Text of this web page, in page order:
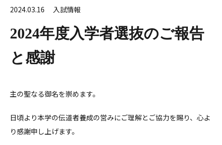
2024.03.16 入試情報
2024年度入学者選抜のご報告
と感謝
主の聖なる御名を崇めます。
日頃より本学の伝道者養成の営みにご理解とご協力を賜り、心よ
り感謝申し上げます。